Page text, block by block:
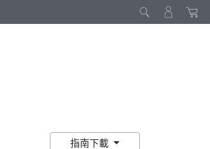
指南下載